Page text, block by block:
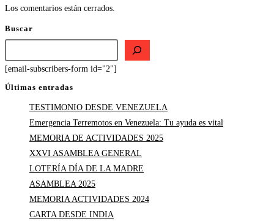
Los comentarios están cerrados.
Buscar
[email-subscribers-form id="2"]
Últimas entradas
TESTIMONIO DESDE VENEZUELA
Emergencia Terremotos en Venezuela: Tu ayuda es vital
MEMORIA DE ACTIVIDADES 2025
XXVI ASAMBLEA GENERAL
LOTERÍA DÍA DE LA MADRE
ASAMBLEA 2025
MEMORIA ACTIVIDADES 2024
CARTA DESDE INDIA